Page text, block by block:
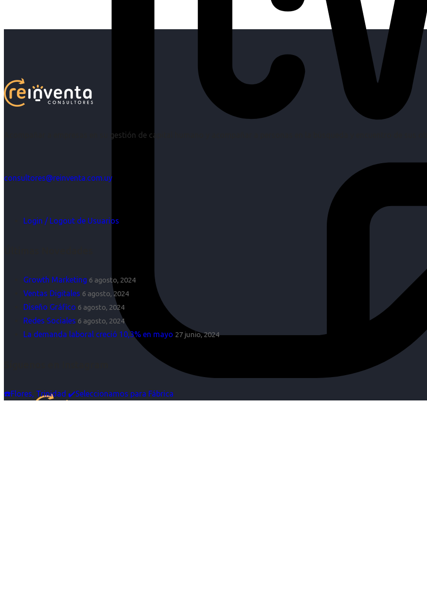
Acompañar a empresas en su gestión de capital humano y acompañar a personas en la búsqueda y encuentro de sus
consultores@reinventa.com.uy
Login / Logout de Usuarios
Growth Marketing 6 agosto, 2024
Ventas Digitales 6 agosto, 2024
Diseño Gráfico 6 agosto, 2024
Redes Sociales 6 agosto, 2024
La demanda laboral creció 10,3% en mayo 27 junio, 2024
☎️Flores, Trinidad ✔️Seleccionamos para Fábrica